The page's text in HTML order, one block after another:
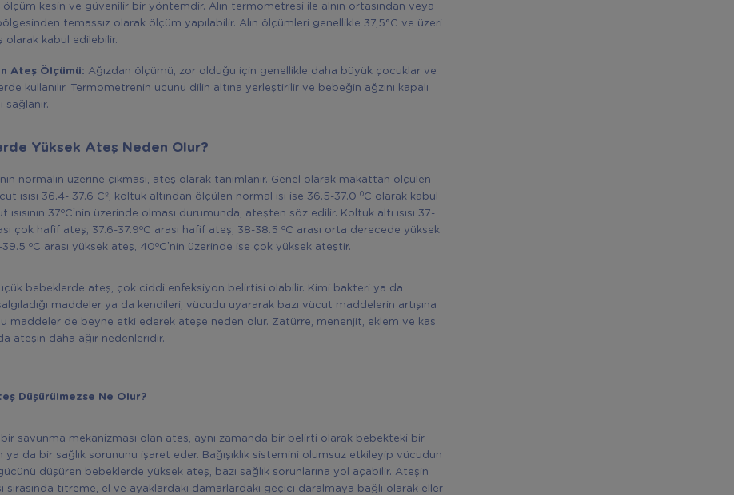
ölçüm kesin ve güvenilir bir yöntemdir. Alın termometresi ile alnın ortasından veya
temassız olarak ölçüm yapılabilir. Alın ölçümleri genellikle 37,5°C ve üzeri
olarak kabul edilebilir.
Ateş Ölçümü: Ağızdan ölçümü, zor olduğu için genellikle daha büyük çocuklar ve
kullanılır. Termometrenin ucunu dilin altına yerleştirilir ve bebeğin ağzını kapalı
sağlanır.
Yüksek Ateş Neden Olur?
normalin üzerine çıkması, ateş olarak tanımlanır. Genel olarak makattan ölçülen
ısısı 36.4- 37.6 Cº, koltuk altından ölçülen normal ısı ise 36.5-37.00C olarak kabul
ısısının 37oC’nin üzerinde olması durumunda, ateşten söz edilir. Koltuk altı ısısı 37-
çok hafif ateş, 37.6-37.9oC arası hafif ateş, 38-38.5oC arası orta derecede yüksek
39.5oC arası yüksek ateş, 40oC’nin üzerinde ise çok yüksek ateştir.
bebeklerde ateş, çok ciddi enfeksiyon belirtisi olabilir. Kimi bakteri ya da
maddeler ya da kendileri, vücudu uyararak bazı vücut maddelerin artışına
maddeler de beyne etki ederek ateşe neden olur. Zatürre, menenjit, eklem ve kas
ateşin daha ağır nedenleridir.
Düşürülmezse Ne Olur?
savunma mekanizması olan ateş, aynı zamanda bir belirti olarak bebekteki bir
ya da bir sağlık sorununu işaret eder. Bağışıklık sistemini olumsuz etkileyip vücudun
düşüren bebeklerde yüksek ateş, bazı sağlık sorunlarına yol açabilir. Ateşin
sırasında titreme, el ve ayaklardaki damarlardaki geçici daralmaya bağlı olarak eller